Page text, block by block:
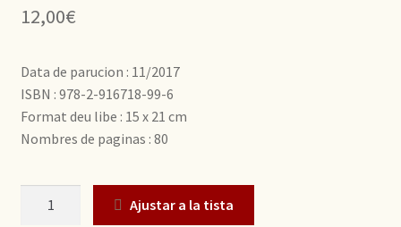
12,00€
Data de parucion : 11/2017
ISBN : 978-2-916718-99-6
Format deu libe : 15 x 21 cm
Nombres de paginas : 80
Ajustar a la tista